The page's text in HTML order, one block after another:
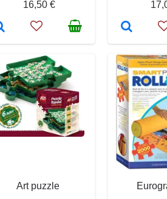
16,50 €
Art puzzle